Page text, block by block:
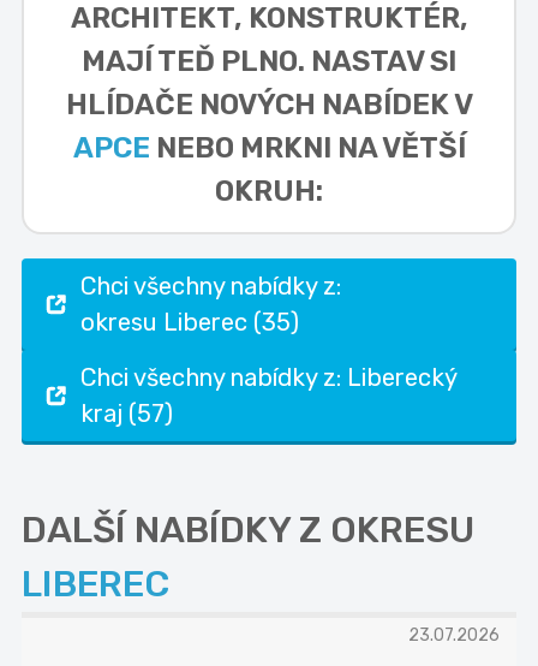
ARCHITEKT, KONSTRUKTÉR,
MAJÍ TEĎ PLNO. NASTAV SI
HLÍDAČE NOVÝCH NABÍDEK V
APCE NEBO MRKNI NA VĚTŠÍ
OKRUH:
Chci všechny nabídky z:
okresu Liberec (35)
Chci všechny nabídky z: Liberecký
kraj (57)
DALŠÍ NABÍDKY Z OKRESU
LIBEREC
23.07.2026